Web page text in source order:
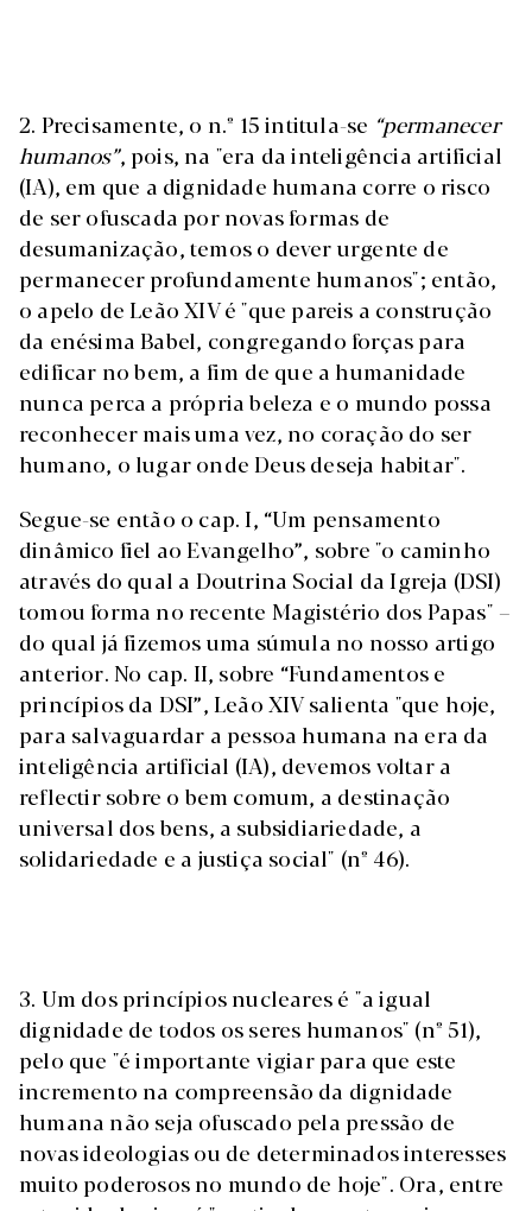
2. Precisamente, o n.º 15 intitula-se “permanecer
humanos”, pois, na "era da inteligência artificial
(IA), em que a dignidade humana corre o risco
de ser ofuscada por novas formas de
desumanização, temos o dever urgente de
permanecer profundamente humanos"; então,
o apelo de Leão XIV é "que pareis a construção
da enésima Babel, congregando forças para
edificar no bem, a fim de que a humanidade
nunca perca a própria beleza e o mundo possa
reconhecer mais uma vez, no coração do ser
humano, o lugar onde Deus deseja habitar".
Segue-se então o cap. I, “Um pensamento
dinâmico fiel ao Evangelho”, sobre "o caminho
através do qual a Doutrina Social da Igreja (DSI)
tomou forma no recente Magistério dos Papas" –
do qual já fizemos uma súmula no nosso artigo
anterior. No cap. II, sobre “Fundamentos e
princípios da DSI”, Leão XIV salienta "que hoje,
para salvaguardar a pessoa humana na era da
inteligência artificial (IA), devemos voltar a
reflectir sobre o bem comum, a destinação
universal dos bens, a subsidiariedade, a
solidariedade e a justiça social" (nº 46).
3. Um dos princípios nucleares é "a igual
dignidade de todos os seres humanos" (nº 51),
pelo que "é importante vigiar para que este
incremento na compreensão da dignidade
humana não seja ofuscado pela pressão de
novas ideologias ou de determinados interesses
muito poderosos no mundo de hoje". Ora, entre